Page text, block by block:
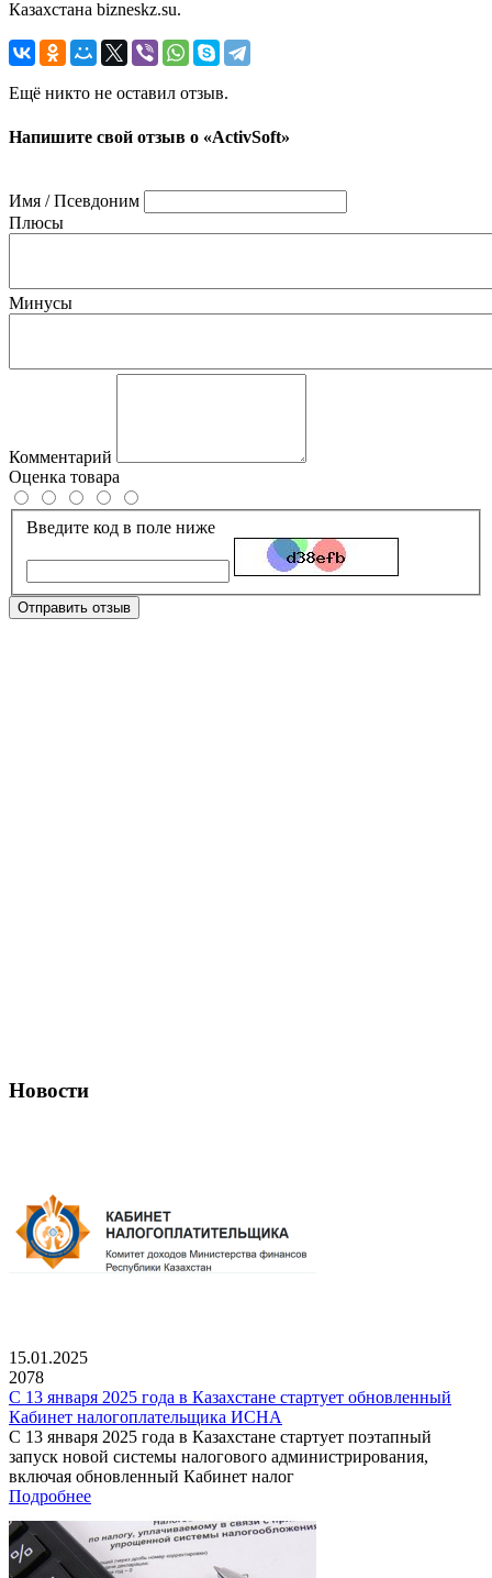
Казахстана bizneskz.su.
Ещё никто не оставил отзыв.
Напишите свой отзыв о «ActivSoft»
Имя / Псевдоним
Плюсы
Минусы
Комментарий
Оценка товара
Введите код в поле ниже
Отправить отзыв
Новости
15.01.2025
2078
С 13 января 2025 года в Казахстане стартует обновленный
Кабинет налогоплательщика ИСНА
С 13 января 2025 года в Казахстане стартует поэтапный
запуск новой системы налогового администрирования,
включая обновленный Кабинет налог
Подробнее